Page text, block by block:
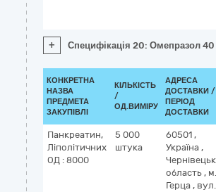
+ Специфікація 20: Омепразол
КОНКРЕТНА
НАЗВА
ПРЕДМЕТА
ЗАКУПІВЛІ
КІЛЬКІСТЬ
/
ОД.ВИМІРУ
АДРЕСА
ДОСТАВКИ /
ПЕРІОД
ДОСТАВКИ
Панкреатин,
Ліполітичних
ОД : 8000
5 000
штука
60501 ,
Україна ,
область , м.
Герца , вул.